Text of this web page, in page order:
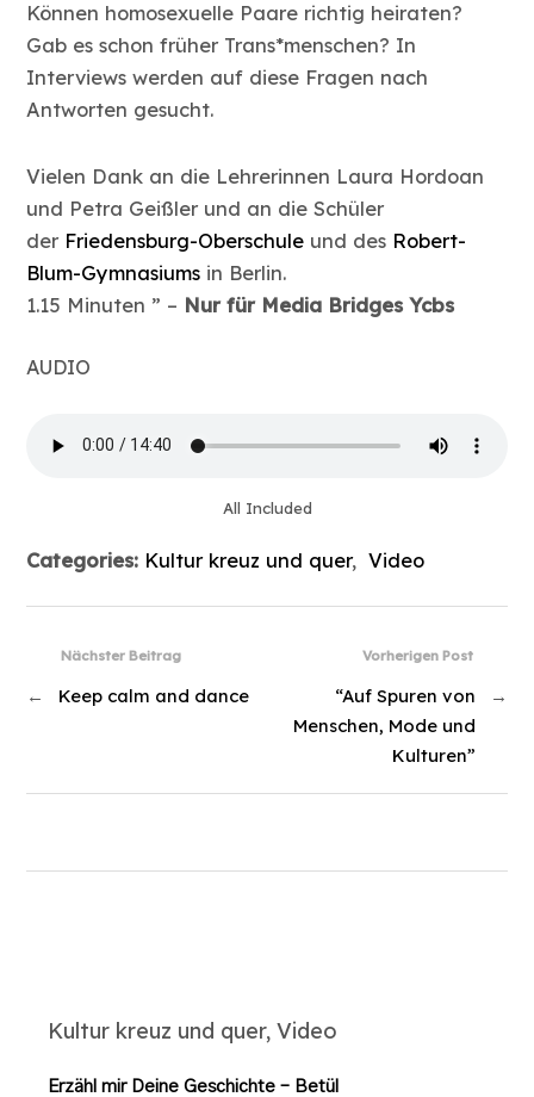
Können homosexuelle Paare richtig heiraten?
Gab es schon früher Trans*menschen? In
Interviews werden auf diese Fragen nach
Antworten gesucht.
Vielen Dank an die Lehrerinnen Laura Hordoan
und Petra Geißler und an die Schüler
der Friedensburg-Oberschule und des Robert-
Blum-Gymnasiums in Berlin.
1.15 Minuten ” – Nur für Media Bridges Ycbs
AUDIO
All Included
Categories: Kultur kreuz und quer, Video
Vorherigen Post
“Auf Spuren von
Menschen, Mode und
Kulturen”
→
Nächster Beitrag
← Keep calm and dance
Kultur kreuz und quer, Video
Erzähl mir Deine Geschichte – Betül